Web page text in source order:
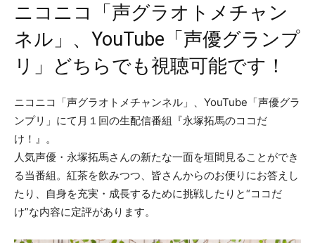
ニコニコ「声グラオトメチャン
ネル」、YouTube「声優グランプ
リ」どちらでも視聴可能です！
ニコニコ「声グラオトメチャンネル」、YouTube「声優グラ
ンプリ」にて月１回の生配信番組『永塚拓馬のココだ
け！』。
人気声優・永塚拓馬さんの新たな一面を垣間見ることができ
る当番組。紅茶を飲みつつ、皆さんからのお便りにお答えし
たり、自身を充実・成長するために挑戦したりと“ココだ
け”な内容に定評があります。